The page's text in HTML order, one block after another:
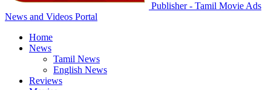
Publisher - Tamil Movie Ads
News and Videos Portal
Home
News
Tamil News
English News
Reviews